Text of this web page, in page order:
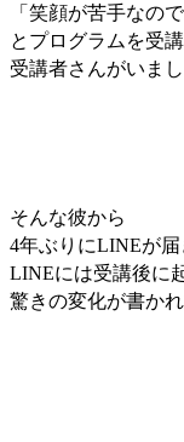
「 笑顔が苦手なの
とプログラムを受
受講者さんがいまし
そんな彼から
4年ぶりにLINEが届
LINEには受講後に
驚きの変化が書か